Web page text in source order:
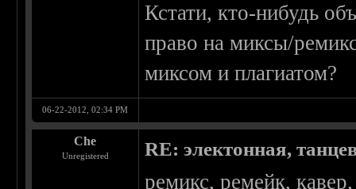
Кстати, кто-нибудь
право на миксы/
миксом и плагиатом?
06-22-2012, 02:34 PM
Che
Unregistered RE: электонная,
ремикс, ремейк,